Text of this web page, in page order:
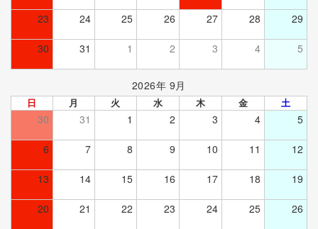
23 24 25 26 27 28 29
30 31 1 2 3 4 5
2026年 9月
日 月 火 水 木 金 土
30 31 1 2 3 4 5
6 7 8 9 10 11 12
13 14 15 16 17 18 19
20 21 22 23 24 25 26